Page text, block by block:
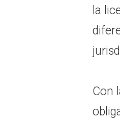
la
Con